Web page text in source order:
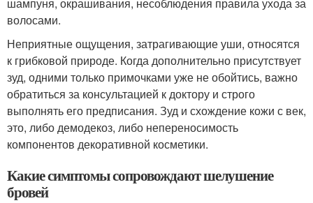
волосами.
Неприятные ощущения, затрагивающие уши, относятся
к грибковой природе. Когда дополнительно присутствует
зуд, одними только примочками уже не обойтись, важно
обратиться за консультацией к доктору и строго
выполнять его предписания. Зуд и схождение кожи с век,
это, либо демодекоз, либо непереносимость
компонентов декоративной косметики.
Какие симптомы сопровождают шелушение
бровей